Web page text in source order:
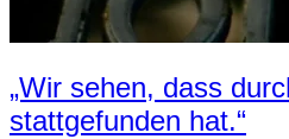
„Wir sehen, dass
stattgefunden hat.“